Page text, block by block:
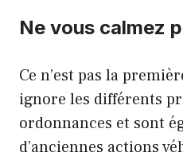
Ne vous calmez
Ce n’est pas la
ignore les différents
ordonnances et sont
d’anciennes actions